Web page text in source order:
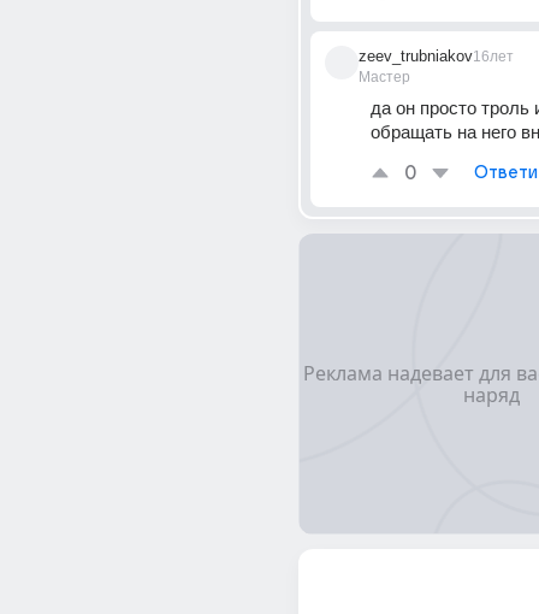
zeev_trubniakov
Мастер
16лет
да он просто троль
обращать на него
0